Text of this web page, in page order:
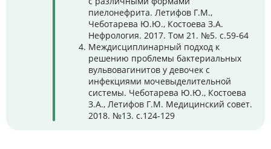
пиелонефрита. Летифов Г.М.,
Чеботарева Ю.Ю., Костоева З.А.
Нефрология. 2017. Том 21. №5. с.59-64
Междисциплинарный подход к
решению проблемы бактериальных
вульвовагинитов у девочек с
инфекциями мочевыделительной
системы. Чеботарева Ю.Ю., Костоева
З.А., Летифов Г.М. Медицинский совет.
2018. №13. с.124-129